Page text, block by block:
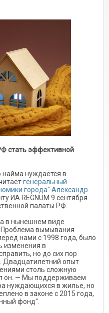
стать эффективной
найма нуждается в
генеральный
города" Александр
ИА REGNUM 9 сентября
палаты РФ.
в нынешнем виде
вымывания
нами с 1998 года, было
изменения в
но до сих пор
Двадцатилетний опыт
столь сложную
он. — Мы поддерживаем
нуждающихся в жилье, но
в законе с 2015 года,
фонд".